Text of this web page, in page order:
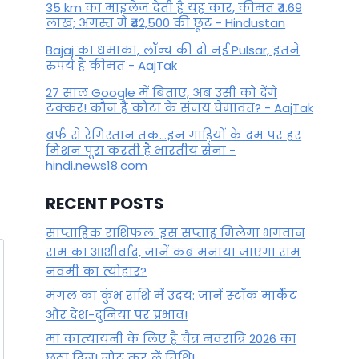
By March 21, 2025
35 km का माइलेज देती है यह कार, कीमत ₹4.69
लाख; अगस्त में ₹42,500 की छूट - Hindustan
Bajaj का धमाका, लॉन्च की दो नई Pulsar, इतने
रुपये है कीमत - AajTak
27 साल Google में बिताए, अब उसी को देंगे
टक्कर! कौन हैं कोटा के संजय घेमावत? - AajTak
बर्फ से रेगिस्तान तक...इन गाड़ियों के दम पर हर
मिशन पूरा करती है भारतीय सेना -
hindi.news18.com
RECENT POSTS
साप्ताहिक राशिफल: इस सप्ताह मिलेगा भगवान
राम का आशीर्वाद, जानें कब मनाया जाएगा राम
नवमी का त्योहार?
मंगल का कुंभ राशि में उदय: जानें स्‍टॉक मार्केट
और देश-दुनिया पर प्रभाव!
मां कात्‍यायनी के लिए है चैत्र नवरात्रि 2026 का